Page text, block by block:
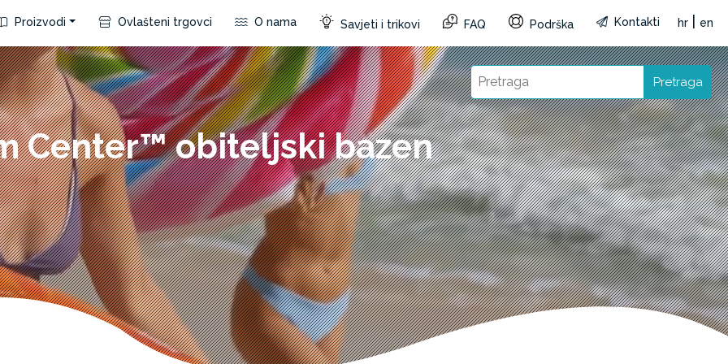
Proizvodi Ovlašteni trgovci O nama Savjeti i trikovi FAQ Podrška Kontakti hr en
Pretraga
Center™ obiteljski bazen